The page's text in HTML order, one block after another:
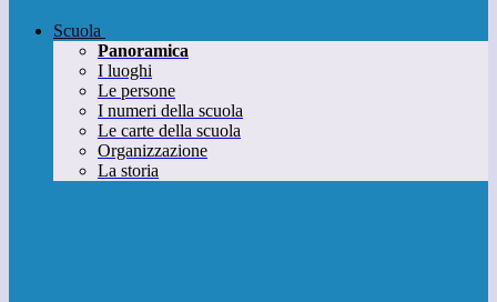
Scuola
Panoramica
I luoghi
Le persone
I numeri della scuola
Le carte della scuola
Organizzazione
La storia